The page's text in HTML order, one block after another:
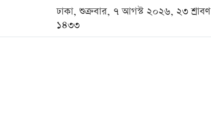
ঢাকা, শুক্রবার, ৭ আগস্ট ২০২৬, ২৩ শ্রাবণ
১৪৩৩